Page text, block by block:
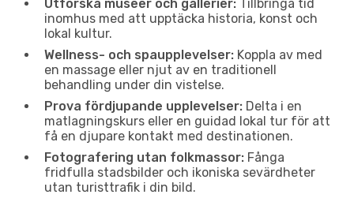
Utforska museer och gallerier: Tillbringa tid
inomhus med att upptäcka historia, konst och
lokal kultur.
Wellness- och spaupplevelser: Koppla av med
en massage eller njut av en traditionell
behandling under din vistelse.
Prova fördjupande upplevelser: Delta i en
matlagningskurs eller en guidad lokal tur för att
få en djupare kontakt med destinationen.
Fotografering utan folkmassor: Fånga
fridfulla stadsbilder och ikoniska sevärdheter
utan turisttrafik i din bild.